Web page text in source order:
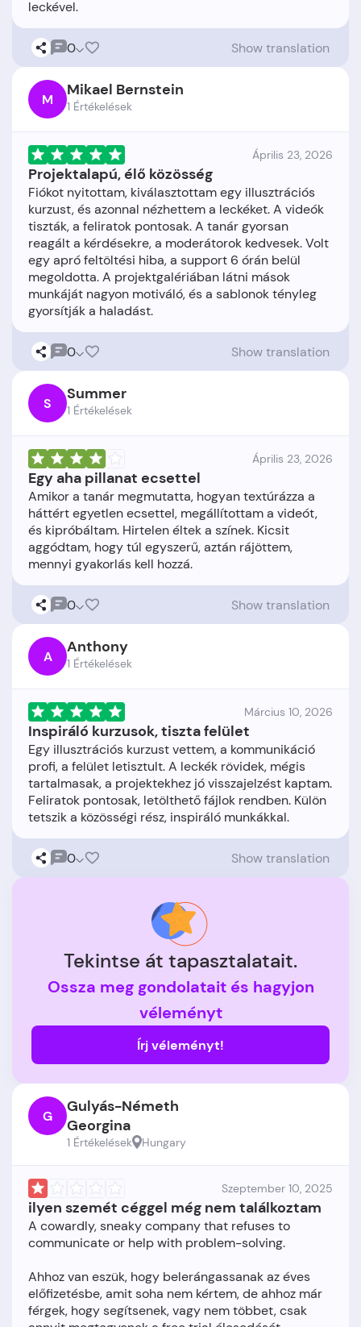
0 Show translation
M Mikael Bernstein
1 Értékelések
Április 23, 2026
Projektalapú, élő közösség
Fiókot nyitottam, kiválasztottam egy illusztrációs
kurzust, és azonnal nézhettem a leckéket. A videók
tiszták, a feliratok pontosak. A tanár gyorsan
reagált a kérdésekre, a moderátorok kedvesek. Volt
egy apró feltöltési hiba, a support 6 órán belül
megoldotta. A projektgalériában látni mások
munkáját nagyon motiváló, és a sablonok tényleg
0 Show translation
S Summer
1 Értékelések
Április 23, 2026
Egy aha pillanat ecsettel
Amikor a tanár megmutatta, hogyan textúrázza a
háttért egyetlen ecsettel, megállítottam a videót,
és kipróbáltam. Hirtelen éltek a színek. Kicsit
aggódtam, hogy túl egyszerű, aztán rájöttem,
0 Show translation
A Anthony
1 Értékelések
Március 10, 2026
Inspiráló kurzusok, tiszta felület
Egy illusztrációs kurzust vettem, a kommunikáció
profi, a felület letisztult. A leckék rövidek, mégis
tartalmasak, a projektekhez jó visszajelzést kaptam.
Feliratok pontosak, letölthető fájlok rendben. Külön
0 Show translation
Tekintse át tapasztalatait.
Ossza meg gondolatait és hagyjon
véleményt
Írj véleményt!
G
Gulyás-Németh
Georgina
1 Értékelések Hungary
Szeptember 10, 2025
ilyen szemét céggel még nem találkoztam
A cowardly, sneaky company that refuses to
communicate or help with problem-solving.
Ahhoz van eszük, hogy belerángassanak az éves
előfizetésbe, amit soha nem kértem, de ahhoz már
férgek, hogy segítsenek, vagy nem többet, csak